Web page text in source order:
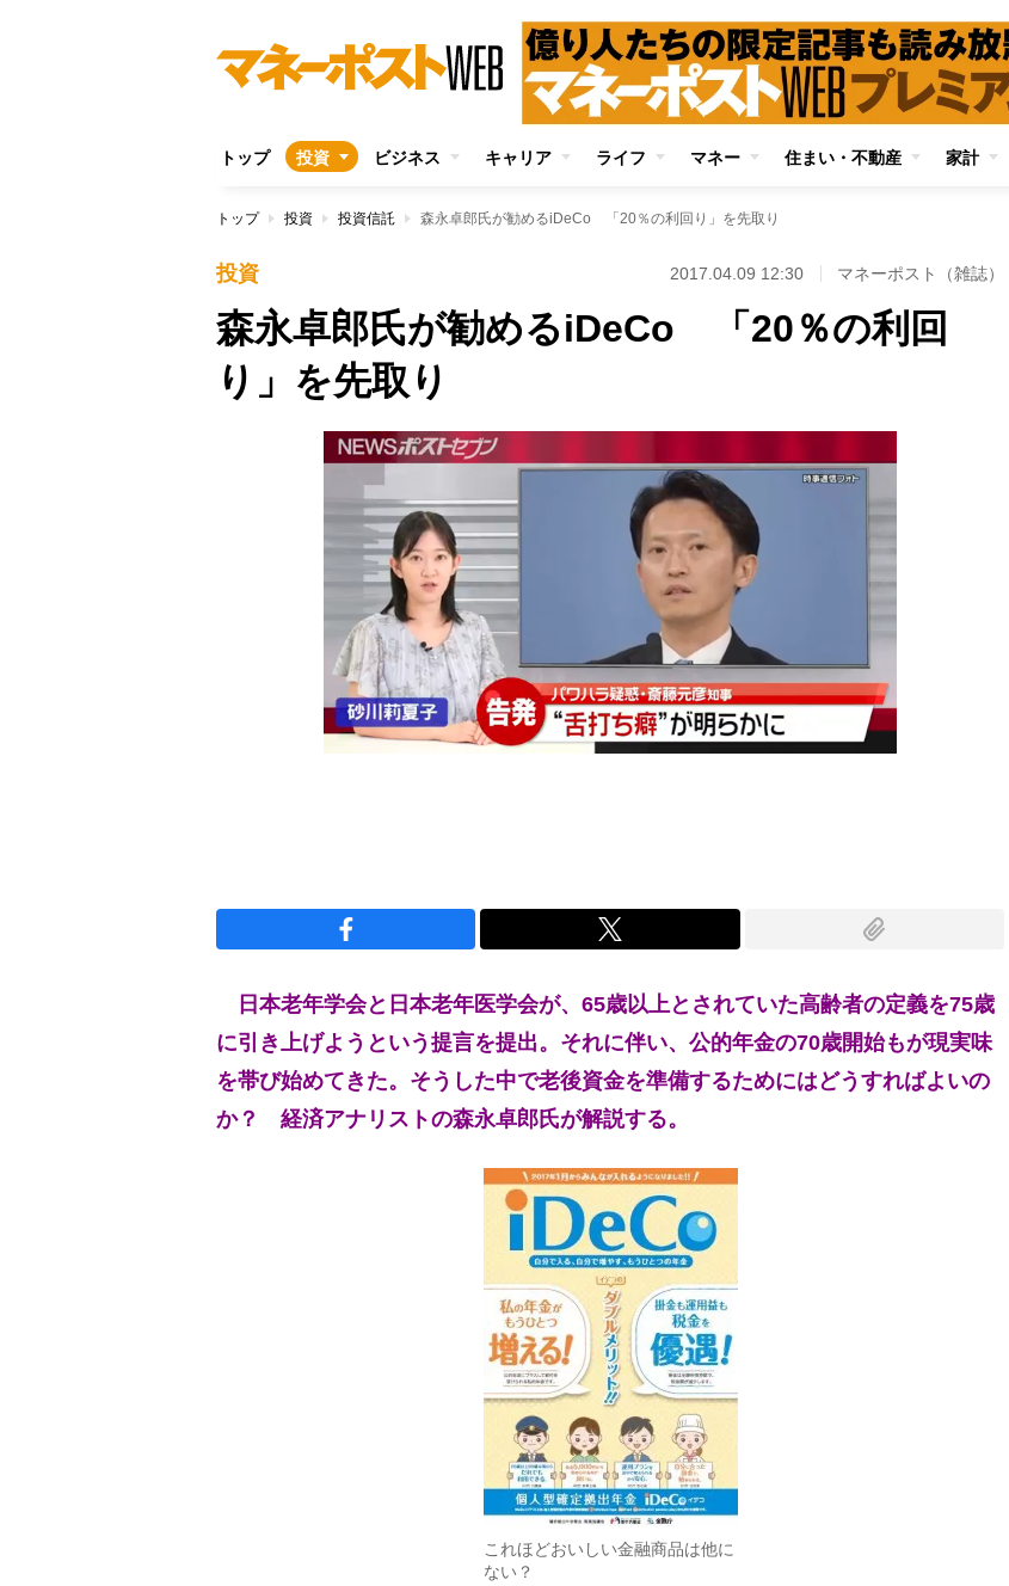
トップ 投資 ビジネス キャリア ライフ マネー 住まい・不動産 家計
トップ 投資 投資信託 森永卓郎氏が勧めるiDeCo 「20％の利回り」を先取り
投資 2017.04.09 12:30 マネーポスト（雑誌）
森永卓郎氏が勧めるiDeCo 「20％の利回
り」を先取り
日本老年学会と日本老年医学会が、65歳以上とされていた高齢者の定義を75歳
に引き上げようという提言を提出。それに伴い、公的年金の70歳開始もが現実味
を帯び始めてきた。そうした中で老後資金を準備するためにはどうすればよいの
か？ 経済アナリストの森永卓郎氏が解説する。
これほどおいしい金融商品は他に
ない？